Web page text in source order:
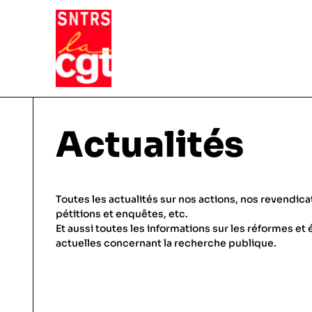
VIE DU SYNDICAT
Pourquoi et comment Adhérer
Notre fonctionnement
THÉMATIQUES
Conditions de travail
Actualités
Toutes les actualités sur nos actions, nos
pétitions et enquêtes, etc.
Et aussi toutes les informations sur les réformes et
actuelles concernant la recherche publique.